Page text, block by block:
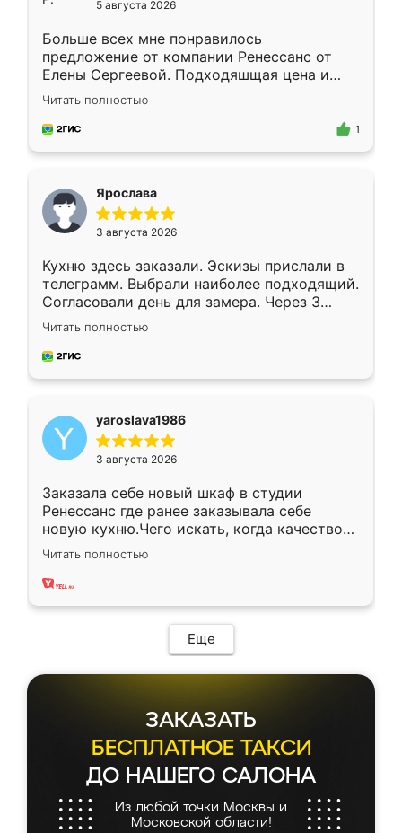
5 августа 2026
Больше всех мне понравилось
предложение от компании Ренессанс от
Елены Сергеевой. Подходяшщая цена и
короткие сроки изготовления. Приехавший
для замера сотрудник Владислав
предложил по моему эскизу самый
Читать полностью
1
Ярослава
3 августа 2026
Кухню здесь заказали. Эскизы прислали в
телеграмм. Выбрали наиболее подходящий.
Согласовали день для замера. Через 3
недели кухня была уже готова. Остались
довольны работой. Спасибо Ренессанс
мебель за качественную работу!
Читать полностью
yaroslava1986
3 августа 2026
Заказала себе новый шкаф в студии
Ренессанс где ранее заказывала себе
новую кухню.Чего искать, когда качеством
вполне довольна. Служит кухня уже почти
два года, нареканий нет.
Читать полностью
Еще
ЗАКАЗАТЬ
БЕСПЛАТНОЕ ТАКСИ
ДО НАШЕГО САЛОНА
Из любой точки Москвы и
Московской области!